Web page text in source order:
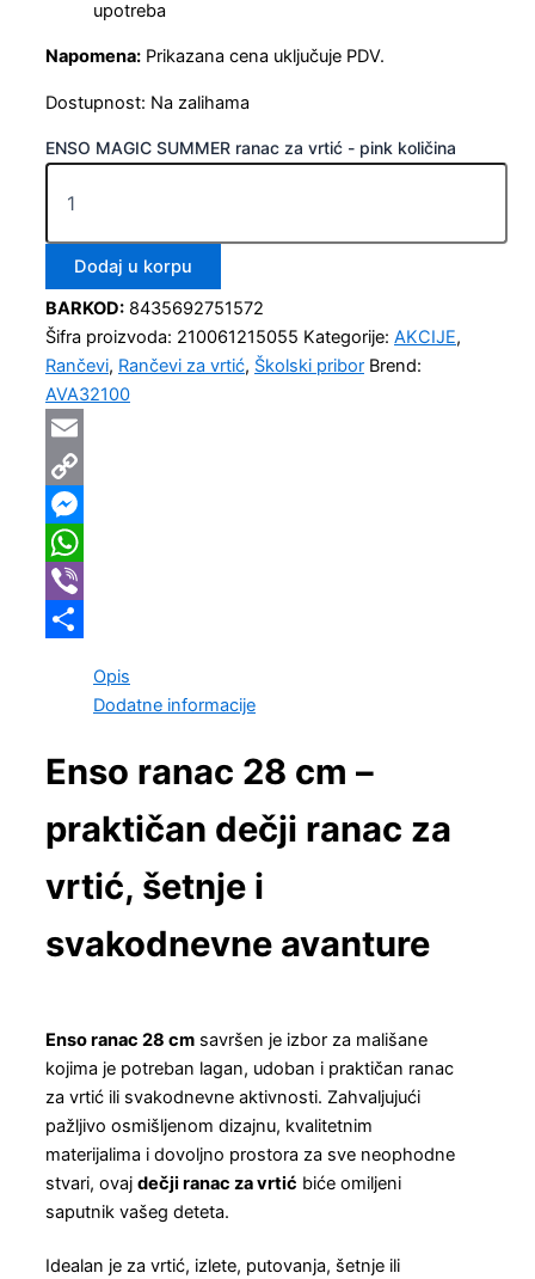
upotreba
Napomena: Prikazana cena uključuje PDV.
Dostupnost: Na zalihama
ENSO MAGIC SUMMER ranac za vrtić - pink količina
Dodaj u korpu
BARKOD: 8435692751572
Šifra proizvoda: 210061215055 Kategorije: AKCIJE,
Rančevi, Rančevi za vrtić, Školski pribor Brend:
AVA32100
Email
Copy
Link
Messenger
WhatsApp
Viber
Opis
Dodatne informacije
Enso ranac 28 cm –
praktičan dečji ranac za
vrtić, šetnje i
svakodnevne avanture
Enso ranac 28 cm savršen je izbor za mališane
kojima je potreban lagan, udoban i praktičan ranac
za vrtić ili svakodnevne aktivnosti. Zahvaljujući
pažljivo osmišljenom dizajnu, kvalitetnim
materijalima i dovoljno prostora za sve neophodne
stvari, ovaj dečji ranac za vrtić biće omiljeni
saputnik vašeg deteta.
Idealan je za vrtić, izlete, putovanja, šetnje ili